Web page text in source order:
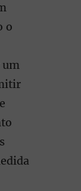
o
um